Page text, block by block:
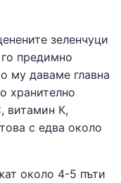
зеленчуци
предимно
му даваме главна
хранително
витамин К,
с едва около
около 4-5 пъти